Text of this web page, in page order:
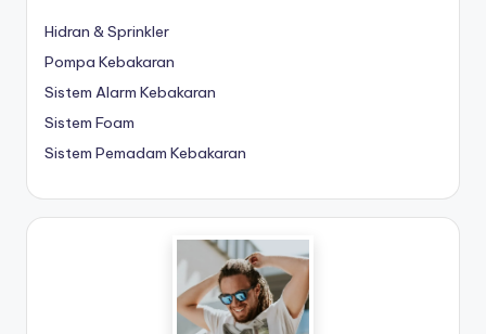
Hidran & Sprinkler
Pompa Kebakaran
Sistem Alarm Kebakaran
Sistem Foam
Sistem Pemadam Kebakaran